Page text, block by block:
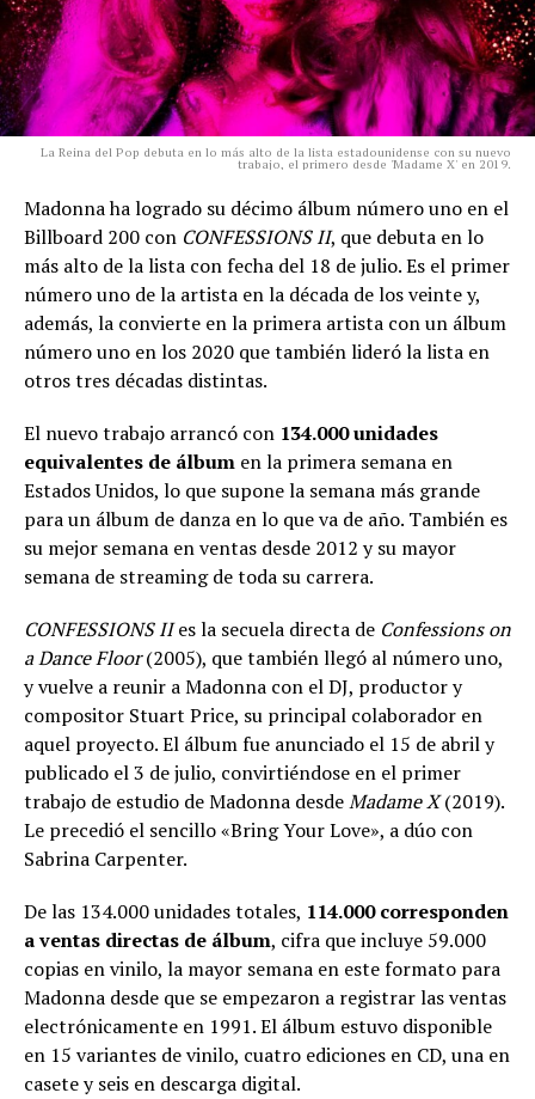
La Reina del Pop debuta en lo más alto de la lista estadounidense con su nuevo
trabajo, el primero desde 'Madame X' en 2019.
Madonna ha logrado su décimo álbum número uno en el
Billboard 200 con CONFESSIONS II, que debuta en lo
más alto de la lista con fecha del 18 de julio. Es el primer
número uno de la artista en la década de los veinte y,
además, la convierte en la primera artista con un álbum
número uno en los 2020 que también lideró la lista en
otros tres décadas distintas.
El nuevo trabajo arrancó con 134.000 unidades
equivalentes de álbum en la primera semana en
Estados Unidos, lo que supone la semana más grande
para un álbum de danza en lo que va de año. También es
su mejor semana en ventas desde 2012 y su mayor
semana de streaming de toda su carrera.
CONFESSIONS IIes la secuela directa de Confessions on
a Dance Floor(2005), que también llegó al número uno,
y vuelve a reunir a Madonna con el DJ, productor y
compositor Stuart Price, su principal colaborador en
aquel proyecto. El álbum fue anunciado el 15 de abril y
publicado el 3 de julio, convirtiéndose en el primer
trabajo de estudio de Madonna desdeMadame X(2019).
Le precedió el sencillo «Bring Your Love», a dúo con
Sabrina Carpenter.
De las 134.000 unidades totales, 114.000 corresponden
a ventas directas de álbum, cifra que incluye 59.000
copias en vinilo, la mayor semana en este formato para
Madonna desde que se empezaron a registrar las ventas
electrónicamente en 1991. El álbum estuvo disponible
en 15 variantes de vinilo, cuatro ediciones en CD, una en
casete y seis en descarga digital.